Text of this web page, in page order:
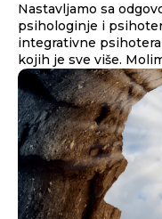
Nastavljamo sa
psihologinje i
integrativne
kojih je